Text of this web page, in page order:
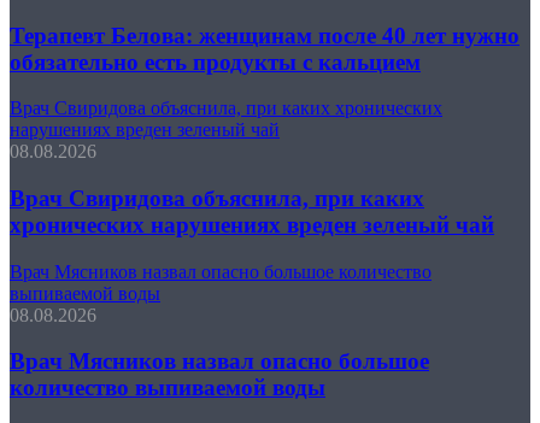
Терапевт Белова: женщинам после 40 лет нужно
обязательно есть продукты с кальцием
Врач Свиридова объяснила, при каких хронических
нарушениях вреден зеленый чай
08.08.2026
Врач Свиридова объяснила, при каких
хронических нарушениях вреден зеленый чай
Врач Мясников назвал опасно большое количество
выпиваемой воды
08.08.2026
Врач Мясников назвал опасно большое
количество выпиваемой воды